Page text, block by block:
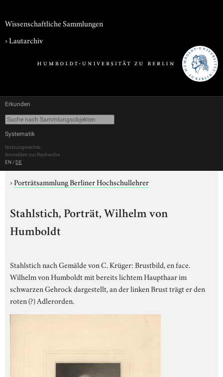
Wissenschaftliche Sammlungen
›Lautarchiv
Erkunden
Systematik
Nutzungsrechte
Anmelden zur Recherche
EN / DE
›Porträtsammlung Berliner Hochschullehrer
Stahlstich, Porträt, Wilhelm von
Humboldt
Stahlstich nach Gemälde von C. Krüger: Brustbild, en face.
Wilhelm von Humboldt mit bereits lichtem Haupthaar im
schwarzen Gehrock dargestellt, an der linken Brust trägt er den
roten (?) Adlerorden.